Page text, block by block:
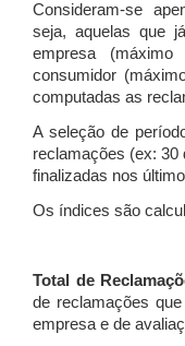
Consideram-se
seja, aquelas que
empresa
consumidor
computadas as
A seleção de
reclamações (ex: 30
finalizadas nos
Os índices são
Total de
de reclamações
empresa e de